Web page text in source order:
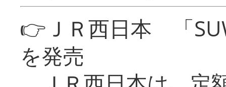
👉ＪＲ西日本 「
を発売